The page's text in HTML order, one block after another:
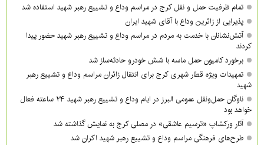
تمام ظرفیت حمل و نقل کرج در مراسم وداع و تشییع رهبر شهید استفاده شد
پذیرایی از زائرین وداع با آقای شهید ایران
آتش‌نشانان با خدمت به مردم در مراسم وداع و تشییع رهبر شهید حضور پیدا
کردند
برخورد کامیون حمل ماسه با شش خودرو حادثه‌ساز شد
تمهیدات ویژه قطار شهری کرج برای انتقال زائران مراسم وداع و تشییع رهبر
شهید
ناوگان حمل‌ونقل عمومی البرز در ایام وداع و تشییع رهبر شهید ۲۴ ساعته فعال
خواهد بود
آثار ورکشاپ «ترسیم عاشقی» در مصلی کرج به نمایش گذاشته شد
طرح‌های فرهنگی مراسم وداع و تشییع رهبر شهید اکران شد